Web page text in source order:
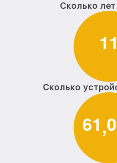
Сколько
11
Сколько
61,0